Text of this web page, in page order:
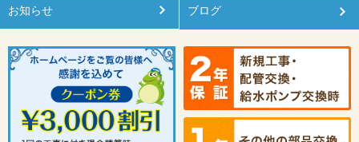
お知らせ ブログ